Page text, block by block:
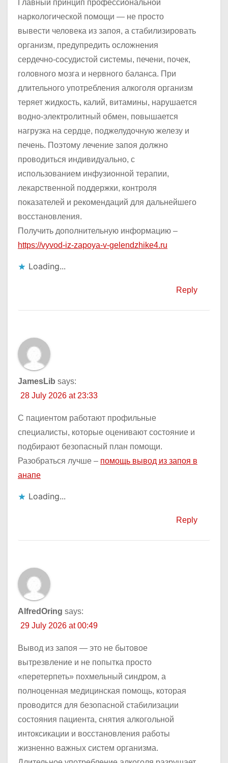
Главный принцип профессиональной
наркологической помощи — не просто
вывести человека из запоя, а стабилизировать
организм, предупредить осложнения
сердечно-сосудистой системы, печени, почек,
головного мозга и нервного баланса. При
длительного употребления алкоголя организм
теряет жидкость, калий, витамины, нарушается
водно-электролитный обмен, повышается
нагрузка на сердце, поджелудочную железу и
печень. Поэтому лечение запоя должно
проводиться индивидуально, с
использованием инфузионной терапии,
лекарственной поддержки, контроля
показателей и рекомендаций для дальнейшего
восстановления.
Получить дополнительную информацию –
https://vyvod-iz-zapoya-v-gelendzhike4.ru
Loading...
Reply
JamesLib says:
28 July 2026 at 23:33
С пациентом работают профильные
специалисты, которые оценивают состояние и
подбирают безопасный план помощи.
Разобраться лучше – помощь вывод из запоя в
анапе
Loading...
Reply
AlfredOring says:
29 July 2026 at 00:49
Вывод из запоя — это не бытовое
вытрезвление и не попытка просто
«перетерпеть» похмельный синдром, а
полноценная медицинская помощь, которая
проводится для безопасной стабилизации
состояния пациента, снятия алкогольной
интоксикации и восстановления работы
жизненно важных систем организма.